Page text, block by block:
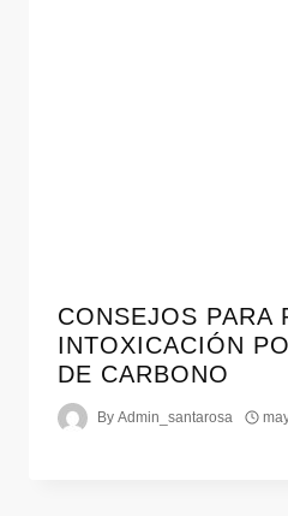
CONSEJOS PARA
INTOXICACIÓN
DE CARBONO
By Admin_santarosa